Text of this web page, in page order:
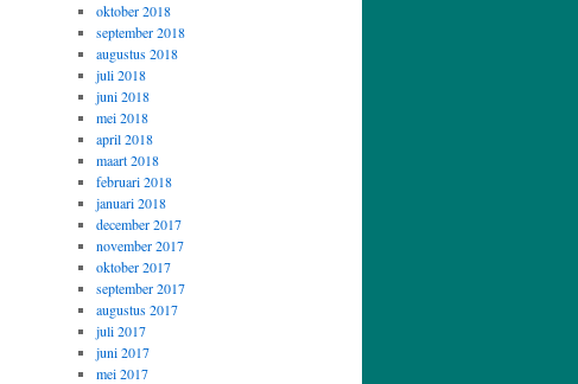
oktober 2018
september 2018
augustus 2018
juli 2018
juni 2018
mei 2018
april 2018
maart 2018
februari 2018
januari 2018
december 2017
november 2017
oktober 2017
september 2017
augustus 2017
juli 2017
juni 2017
mei 2017